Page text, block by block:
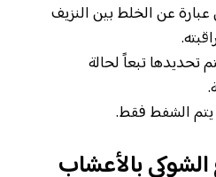
عن الخلط بين النزيف
تحديدها تبعاً لحالة
يتم الشفط فقط.
الشوكي بالأعشاب